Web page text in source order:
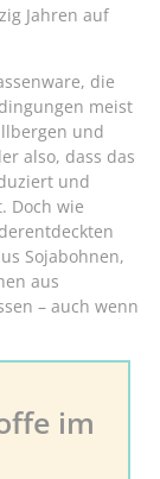
Jahren auf
die
meist
und
also, dass das
und
Doch wie
Sojabohnen,
aus
– auch wenn
im